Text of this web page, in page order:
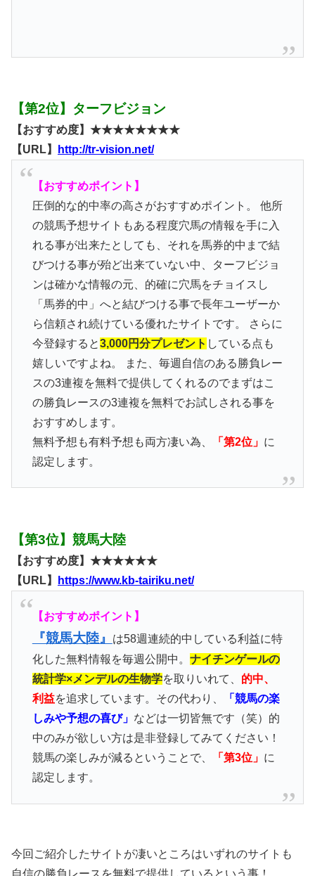
【第2位】ターフビジョン
【おすすめ度】★★★★★★★★
【URL】
http://tr-vision.net/
【おすすめポイント】
圧倒的な的中率の高さがおすすめポイント。 他所
の競馬予想サイトもある程度穴馬の情報を手に入
れる事が出来たとしても、それを馬券的中まで結
びつける事が殆ど出来ていない中、ターフビジョ
ンは確かな情報の元、的確に穴馬をチョイスし
「馬券的中」へと結びつける事で長年ユーザーか
ら信頼され続けている優れたサイトです。 さらに
今登録すると3,000円分プレゼント している点も
嬉しいですよね。 また、毎週自信のある勝負レー
スの3連複を無料で提供してくれるのでまずはこ
の勝負レースの3連複を無料でお試しされる事を
おすすめします。
無料予想も有料予想も両方凄い為、
「第2位」 に
認定します。
【第3位】競馬大陸
【おすすめ度】★★★★★★
【URL】
https://www.kb-tairiku.net/
【おすすめポイント】
『競馬大陸』
は58週連続的中している利益に特
化した無料情報を毎週公開中。 ナイチンゲールの
統計学×メンデルの生物学を取りいれて、 的中、
利益を追求しています。その代わり、
「競馬の楽
しみや予想の喜び」 などは一切皆無です（笑）的
中のみが欲しい方は是非登録してみてください！
競馬の楽しみが減るということで、
「第3位」 に
認定します。
今回ご紹介したサイトが凄いところはいずれのサイトも
自信の勝負レースを無料で提供しているという事！